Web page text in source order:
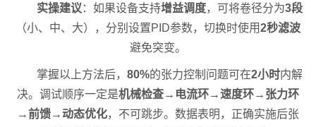
实操建议 ：如果设备支持增益调度，可将卷径分为3段
（小、中、大），分别设置PID参数，切换时使用2秒滤波
避免突变。
掌握以上方法后， 80%的张力控制问题可在2小时内解
决。调试顺序一定是机械检查→电流环→速度环→张力环
→前馈→动态优化，不可跳步。数据表明，正确实施后张